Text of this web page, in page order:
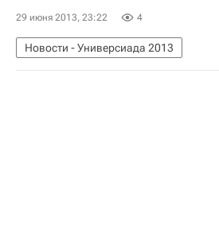
29 июня 2013, 23:22 4
Новости - Универсиада 2013
Мультимедийный спортивный пакет